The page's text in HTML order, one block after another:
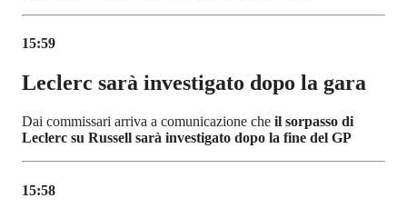
15:59
Leclerc sarà investigato dopo la gara
Dai commissari arriva a comunicazione che il sorpasso di
Leclerc su Russell sarà investigato dopo la fine del GP
15:58